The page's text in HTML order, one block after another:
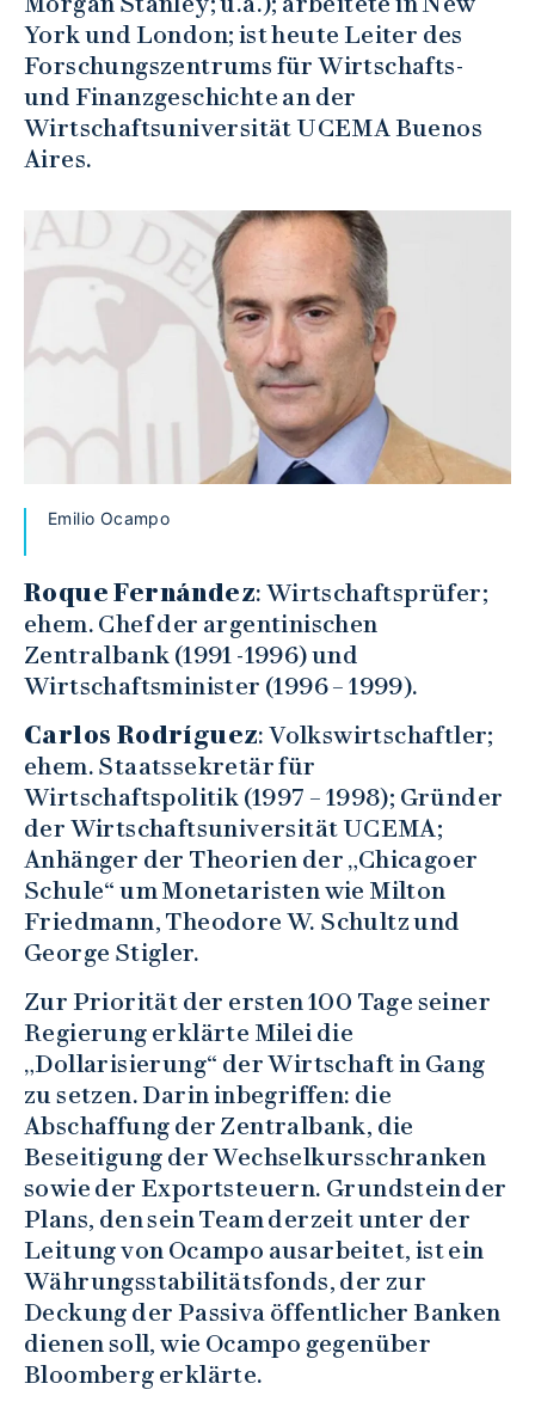
York und London; ist heute Leiter des
Forschungszentrums für Wirtschafts-
und Finanzgeschichte an der
Wirtschaftsuniversität UCEMA Buenos
Aires.
Emilio Ocampo
Roque Fernández: Wirtschaftsprüfer;
ehem. Chef der argentinischen
Zentralbank (1991 -1996) und
Wirtschaftsminister (1996 – 1999).
Carlos Rodríguez: Volkswirtschaftler;
ehem. Staatssekretär für
Wirtschaftspolitik (1997 – 1998); Gründer
der Wirtschaftsuniversität UCEMA;
Anhänger der Theorien der „Chicagoer
Schule“ um Monetaristen wie Milton
Friedmann, Theodore W. Schultz und
George Stigler.
Zur Priorität der ersten 100 Tage seiner
Regierung erklärte Milei die
„Dollarisierung“ der Wirtschaft in Gang
zu setzen. Darin inbegriffen: die
Abschaffung der Zentralbank, die
Beseitigung der Wechselkursschranken
sowie der Exportsteuern. Grundstein der
Plans, den sein Team derzeit unter der
Leitung von Ocampo ausarbeitet, ist ein
Währungsstabilitätsfonds, der zur
Deckung der Passiva öffentlicher Banken
dienen soll, wie Ocampo gegenüber
Bloomberg erklärte.